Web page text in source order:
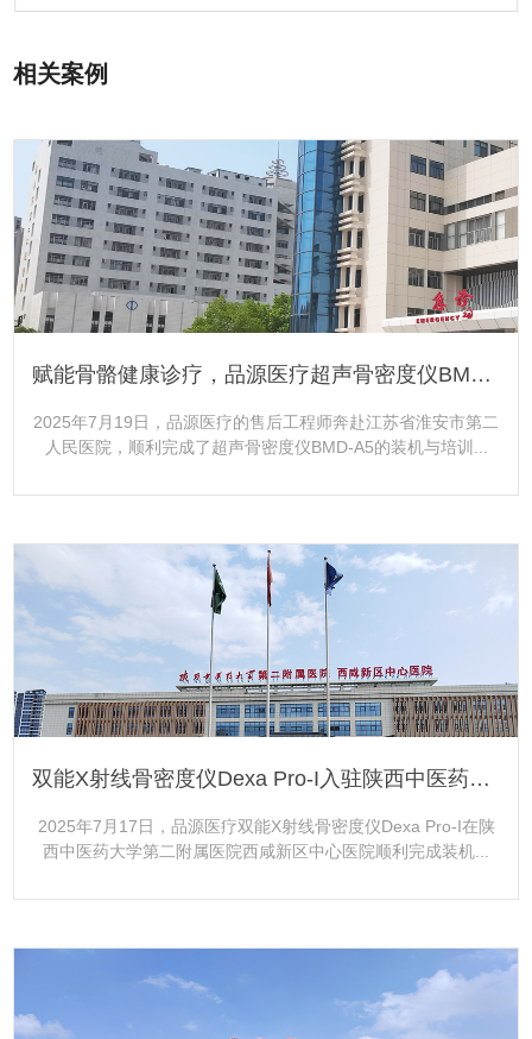
相关案例
赋能骨骼健康诊疗，品源医疗超声骨密度仪BMD-A5落地江苏省淮安市第二人民医院
2025年7月19日，品源医疗的售后工程师奔赴江苏省淮安市第二
人民医院，顺利完成了超声骨密度仪BMD-A5的装机与培训...
更多+
双能X射线骨密度仪Dexa Pro-I入驻陕西中医药大学第二附属医院西咸新区中心医院
2025年7月17日，品源医疗双能X射线骨密度仪Dexa Pro-I在陕
西中医药大学第二附属医院西咸新区中心医院顺利完成装机...